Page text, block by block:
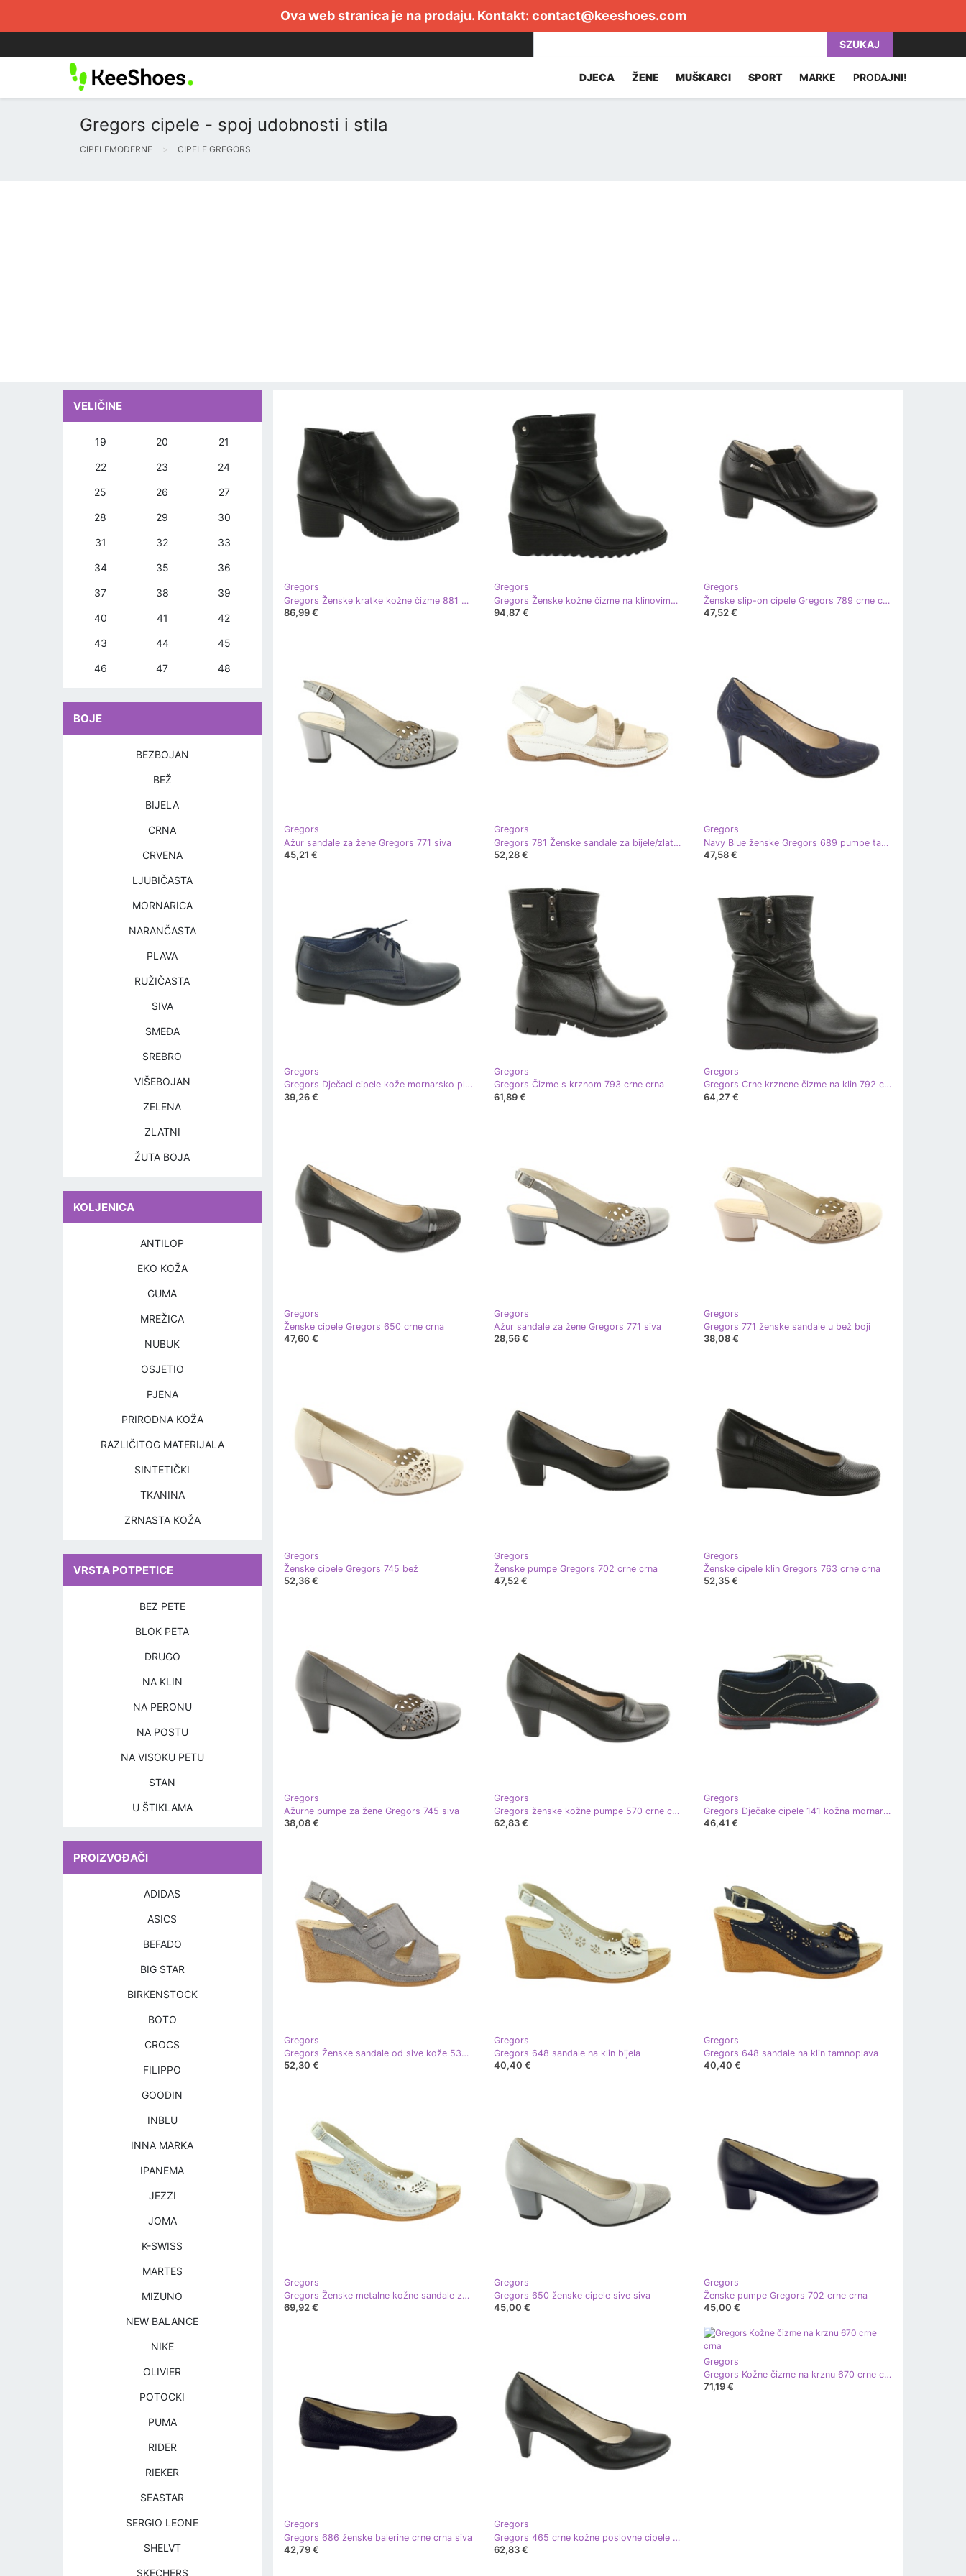
Ova web stranica je na prodaju. Kontakt: contact@keeshoes.com
SZUKAJ
DJECA ŽENE MUŠKARCI SPORT MARKE PRODAJNI!
Gregors cipele - spoj udobnosti i stila
CIPELEMODERNE CIPELE GREGORS
Gregors
Gregors Ženske kratke kožne čizme 881 crne crna
86,99 €
Gregors
Gregors Ženske kožne čizme na klinovima crne 893 crna
94,87 €
Gregors
Ženske slip-on cipele Gregors 789 crne crna
47,52 €
Gregors
Ažur sandale za žene Gregors 771 siva
45,21 €
Gregors
Gregors 781 Ženske sandale za bijele/zlatne klinove bijela
52,28 €
Gregors
Navy Blue ženske Gregors 689 pumpe tamnoplava
47,58 €
Gregors
Gregors Dječaci cipele kože mornarsko plavi umetak plava
39,26 €
Gregors
Gregors Čizme s krznom 793 crne crna
61,89 €
Gregors
Gregors Crne krznene čizme na klin 792 crna
64,27 €
Gregors
Ženske cipele Gregors 650 crne crna
47,60 €
Gregors
Ažur sandale za žene Gregors 771 siva
28,56 €
Gregors
Gregors 771 ženske sandale u bež boji
38,08 €
Gregors
Ženske cipele Gregors 745 bež
52,36 €
Gregors
Ženske pumpe Gregors 702 crne crna
47,52 €
Gregors
Ženske cipele klin Gregors 763 crne crna
52,35 €
Gregors
Ažurne pumpe za žene Gregors 745 siva
38,08 €
Gregors
Gregors ženske kožne pumpe 570 crne crna
62,83 €
Gregors
Gregors Dječake cipele 141 kožna mornarsko plavi umetak plava
46,41 €
Gregors
Gregors Ženske sandale od sive kože 533 siva
52,30 €
Gregors
Gregors 648 sandale na klin bijela
40,40 €
Gregors
Gregors 648 sandale na klin tamnoplava
40,40 €
Gregors
Gregors Ženske metalne kožne sandale za srebrne klinove 709 srebro
69,92 €
Gregors
Gregors 650 ženske cipele sive siva
45,00 €
Gregors
Ženske pumpe Gregors 702 crne crna
45,00 €
Gregors
Gregors 686 ženske balerine crne crna siva
42,79 €
Gregors
Gregors 465 crne kožne poslovne cipele crna
62,83 €
Gregors
Gregors Kožne čizme na krznu 670 crne crna
71,19 €
VELIČINE
19 20 21
22 23 24
25 26 27
28 29 30
31 32 33
34 35 36
37 38 39
40 41 42
43 44 45
46 47 48
BOJE
BEZBOJAN
BEŽ
BIJELA
CRNA
CRVENA
LJUBIČASTA
MORNARICA
NARANČASTA
PLAVA
RUŽIČASTA
SIVA
SMEĐA
SREBRO
VIŠEBOJAN
ZELENA
ZLATNI
ŽUTA BOJA
KOLJENICA
ANTILOP
EKO KOŽA
GUMA
MREŽICA
NUBUK
OSJETIO
PJENA
PRIRODNA KOŽA
RAZLIČITOG MATERIJALA
SINTETIČKI
TKANINA
ZRNASTA KOŽA
VRSTA POTPETICE
BEZ PETE
BLOK PETA
DRUGO
NA KLIN
NA PERONU
NA POSTU
NA VISOKU PETU
STAN
U ŠTIKLAMA
PROIZVOĐAČI
ADIDAS
ASICS
BEFADO
BIG STAR
BIRKENSTOCK
BOTO
CROCS
FILIPPO
GOODIN
INBLU
INNA MARKA
IPANEMA
JEZZI
JOMA
K-SWISS
MARTES
MIZUNO
NEW BALANCE
NIKE
OLIVIER
POTOCKI
PUMA
RIDER
RIEKER
SEASTAR
SERGIO LEONE
SHELVT
SKECHERS